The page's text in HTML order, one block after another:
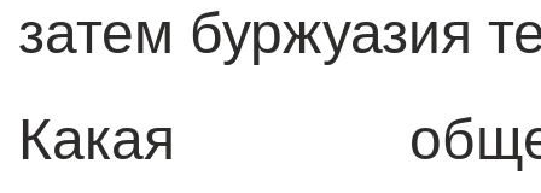
затем буржуазия
Какая